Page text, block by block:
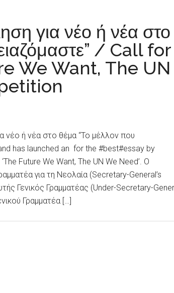
για νέο ή νέα στο
/ Call for
We Want, The UN
νέο ή νέα στο θέμα “Το μέλλον που
has launched an for the #best#essay by
Future We Want, The UN We Need’. Ο
για τη Νεολαία (Secretary-General’s
Γενικός Γραμματέας (Under-Secretary-
Γραμματέα […]